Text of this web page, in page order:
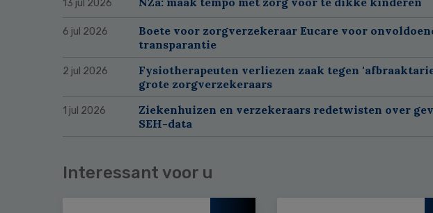
13 jul 2026
6 jul 2026
Boete voor zorgverzekeraar Eucare voor
transparantie
2 jul 2026
Fysiotherapeuten verliezen zaak tegen
grote zorgverzekeraars
1 jul 2026
Ziekenhuizen en verzekeraars redetwisten over
SEH-data
Interessant voor u